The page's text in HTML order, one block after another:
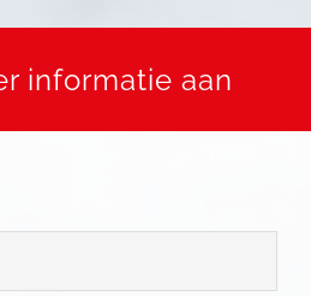
informatie aan